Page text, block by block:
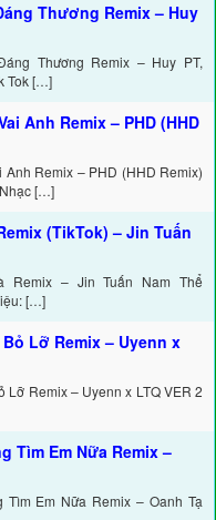
Thương Remix – Huy
Thương Remix – Huy PT,
Tok […]
Anh Remix – PHD (HHD
Remix – PHD (HHD Remix)
[…]
(TikTok) – Jin Tuấn
Remix – Jin Tuấn Nam Thể
[…]
Lỡ Remix – Uyenn x
Remix – Uyenn x LTQ VER 2
Tìm Em Nữa Remix –
Em Nữa Remix – Oanh Tạ